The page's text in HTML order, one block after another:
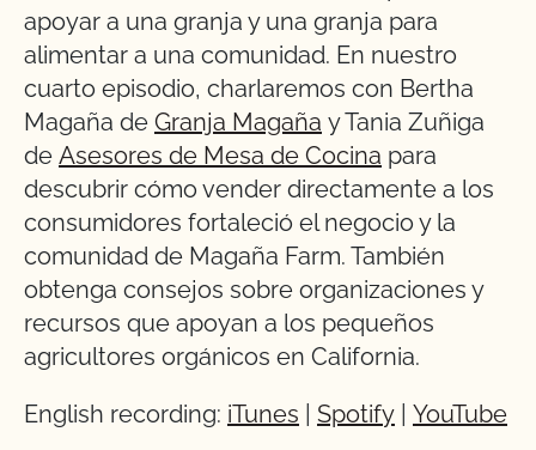
apoyar a una granja y una granja para
alimentar a una comunidad. En nuestro
cuarto episodio, charlaremos con Bertha
Magaña de Granja Magaña y Tania Zuñiga
de Asesores de Mesa de Cocina para
descubrir cómo vender directamente a los
consumidores fortaleció el negocio y la
comunidad de Magaña Farm. También
obtenga consejos sobre organizaciones y
recursos que apoyan a los pequeños
agricultores orgánicos en California.
English recording: iTunes Spotify
YouTube